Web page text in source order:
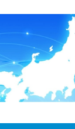
20分
新浦安